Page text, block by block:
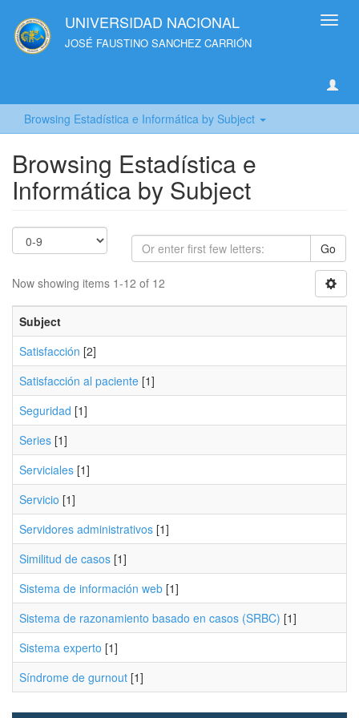
UNIVERSIDAD NACIONAL
JOSÉ FAUSTINO SANCHEZ CARRIÓN
Browsing Estadística e Informática by Subject
Browsing Estadística e
Informática by Subject
Go
Now showing items 1-12 of 12
Subject
Satisfacción [2]
Satisfacción al paciente [1]
Seguridad [1]
Series [1]
Serviciales [1]
Servicio [1]
Servidores administrativos [1]
Similitud de casos [1]
Sistema de información web [1]
Sistema de razonamiento basado en casos (SRBC) [1]
Sistema experto [1]
Síndrome de gurnout [1]